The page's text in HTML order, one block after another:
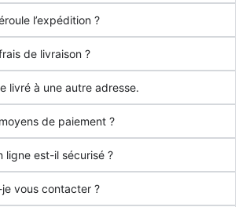
l’expédition ?
de livraison ?
livré à une autre adresse.
de paiement ?
ligne est-il sécurisé ?
vous contacter ?